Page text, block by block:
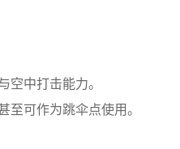
空中打击能力。
至可作为跳伞点使用。